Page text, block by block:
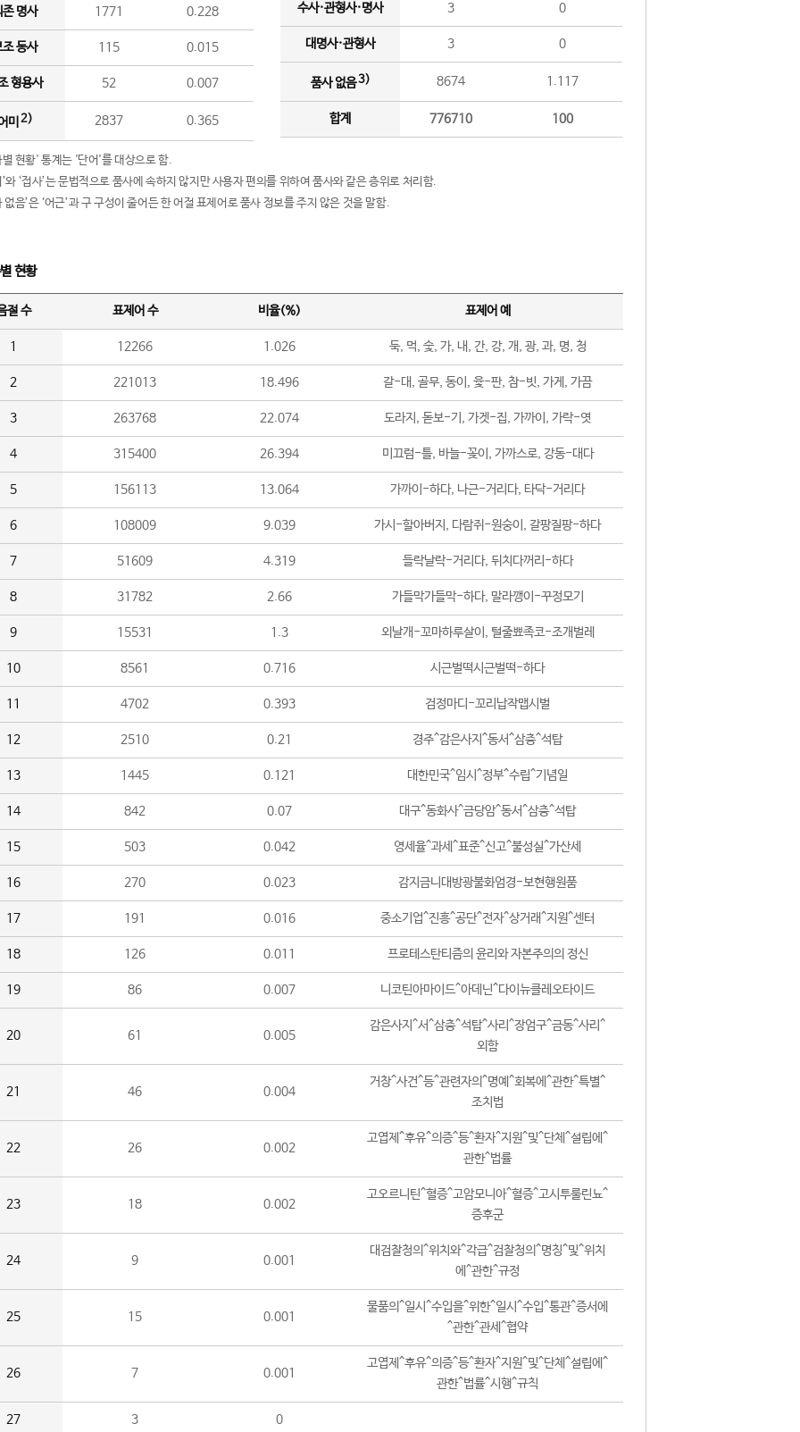
존 명사 1771 0.228
조 동사 115 0.015
형용사 52 0.007
미 2) 2837 0.365
수사·관형사·명사 3 0
대명사·관형사 3 0
품사 없음3) 8674 1.117
합계 776710 100
현황' 통계는 '단어'를 대상으로 함.
와 ‘접사’는 문법적으로 품사에 속하지 않지만 사용자 편의를 위하여 품사와 같은 층위로 처리함.
없음’은 ‘어근’과 구 구성이 줄어든 한 어절 표제어로 품사 정보를 주지 않은 것을 말함.
현황
절 수 표제어 수 비율(%) 표제어 예
1 12266 1.026 둑, 먹, 숯, 가, 내, 간, 강, 개, 광, 과, 명, 청
2 221013 18.496 갈-대, 골무, 동이, 윷-판, 참-빗, 가게, 가끔
3 263768 22.074 도라지, 돋보-기, 가겟-집, 가까이, 가락-엿
4 315400 26.394 미끄럼-틀, 바늘-꽂이, 가까스로, 강동-대다
5 156113 13.064 가까이-하다, 나근-거리다, 타닥-거리다
6 108009 9.039 가시-할아버지, 다람쥐-원숭이, 갈팡질팡-하다
7 51609 4.319 들락날락-거리다, 뒤치다꺼리-하다
8 31782 2.66 가들막가들막-하다, 말라깽이-꾸정모기
9 15531 1.3 외날개-꼬마하루살이, 털줄뾰족코-조개벌레
10 8561 0.716 시근벌떡시근벌떡-하다
11 4702 0.393 검정마디-꼬리납작맵시벌
12 2510 0.21 경주^감은사지^동서^삼층^석탑
13 1445 0.121 대한민국^임시^정부^수립^기념일
14 842 0.07 대구^동화사^금당암^동서^삼층^석탑
15 503 0.042 영세율^과세^표준^신고^불성실^가산세
16 270 0.023 감지금니대방광불화엄경-보현행원품
17 191 0.016 중소기업^진흥^공단^전자^상거래^지원^센터
18 126 0.011 프로테스탄티즘의 윤리와 자본주의의 정신
19 86 0.007 니코틴아마이드^아데닌^다이뉴클레오타이드
20 61 0.005
감은사지^서^삼층^석탑^사리^장엄구^금동^사리^
외함
21 46 0.004
거창^사건^등^관련자의^명예^회복에^관한^특별^
조치법
22 26 0.002
고엽제^후유^의증^등^환자^지원^및^단체^설립에^
관한^법률
23 18 0.002
고오르니틴^혈증^고암모니아^혈증^고시투룰린뇨^
증후군
24 9 0.001
대검찰청의^위치와^각급^검찰청의^명칭^및^위치
에^관한^규정
25 15 0.001
물품의^일시^수입을^위한^일시^수입^통관^증서에
^관한^관세^협약
26 7 0.001
고엽제^후유^의증^등^환자^지원^및^단체^설립에^
관한^법률^시행^규칙
27 3 0